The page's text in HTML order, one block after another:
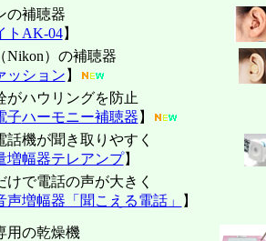
の補聴器
トAK-04】
Nikon）の補聴器
ッション 】
がハウリングを防止
子ハーモニー補聴器 】
話機が聞き取りやすく
増幅器テレアンプ】
けで電話の声が大きく
声増幅器「聞こえる電話」 】
用の乾燥機